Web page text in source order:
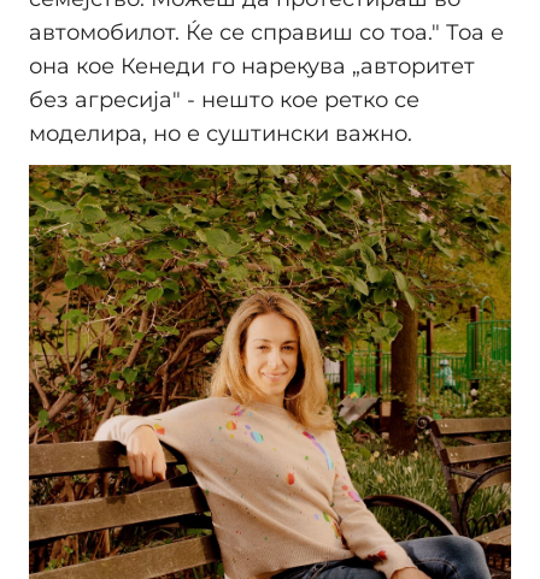
автомобилот. Ќе се справиш со тоа." Тоа е
она кое Кенеди го нарекува „авторитет
без агресија" - нешто кое ретко се
моделира, но е суштински важно.